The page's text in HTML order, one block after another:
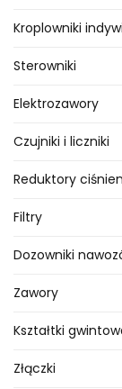
Kroplowniki
Sterowniki
Elektrozawory
Czujniki i liczniki
Reduktory
Filtry
Dozowniki
Zawory
Kształtki
Złączki